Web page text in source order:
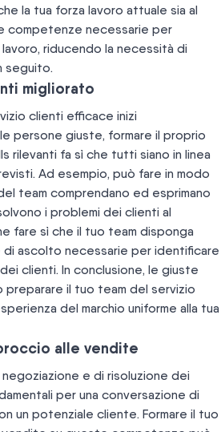
la tua forza lavoro attuale sia al
competenze necessarie per
riducendo la necessità di
seguito.
migliorato
clienti efficace inizi
persone giuste, formare il proprio
rilevanti fa sì che tutti siano in linea
Ad esempio, può fare in modo
team comprendano ed esprimano
i problemi dei clienti al
fare sì che il tuo team disponga
ascolto necessarie per identificare
clienti. In conclusione, le giuste
il tuo team del servizio
del marchio uniforme alla tua
alle vendite
e di risoluzione dei
per una conversazione di
un potenziale cliente. Formare il tuo